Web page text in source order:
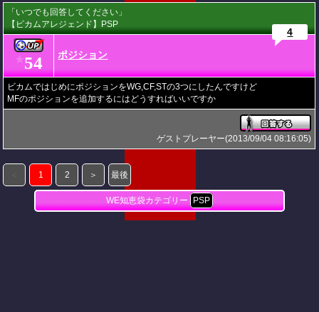
「いつでも回答してください」
【ビカムアレジェンド】PSP
★54 ポジション
4
ビカムではじめにポジションをWG,CF,STの3つにしたんですけど
MFのポジションを追加するにはどうすればいいですか
ゲストプレーヤー(2013/09/04 08:16:05)
1 2 ＞ 最後
WE知恵袋カテゴリー PSP